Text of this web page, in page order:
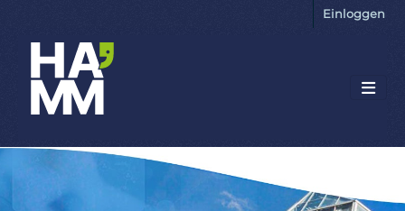
Einloggen